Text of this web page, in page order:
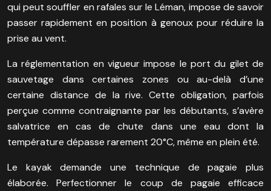
qui peut souffler en rafales sur le Léman, impose de savoir
passer rapidement en position à genoux pour réduire la
prise au vent.
La réglementation en vigueur impose le port du gilet de
sauvetage dans certaines zones ou au-delà d’une
certaine distance de la rive. Cette obligation, parfois
perçue comme contraignante par les débutants, s’avère
salvatrice en cas de chute dans une eau dont la
température dépasse rarement 20°C, même en plein été.
Le kayak demande une technique de pagaie plus
élaborée. Perfectionner le coup de pagaie efficace